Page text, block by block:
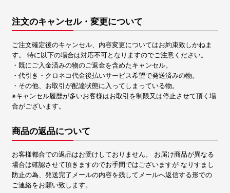
注文のキャンセル・変更について
ご注文確定後のキャンセル、内容変更についてはお約束致しかねま
す。 特に以下の場合は対応不可となりますのでご注意ください。
・既にご入金済みの物のご返金を含めたキャンセル。
・代引き・クロネコ代金後払いサービス希望で発送済みの物。
・その他、お取引が配達状態に入ってしまっている物。
※キャンセル履歴が多いお客様はお取引を制限又は停止させて頂く場
合がございます。
商品の返品について
お客様都合での返品はお受けしておりません。 お届け商品が異なる
場合は確認させて頂きますのでお手間ではございますが なりすまし
防止の為、発送完了メールの内容を残してメールへ返信する形での
ご連絡をお願い致します。